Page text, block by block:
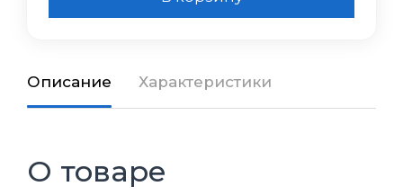
Описание Характеристики
О товаре